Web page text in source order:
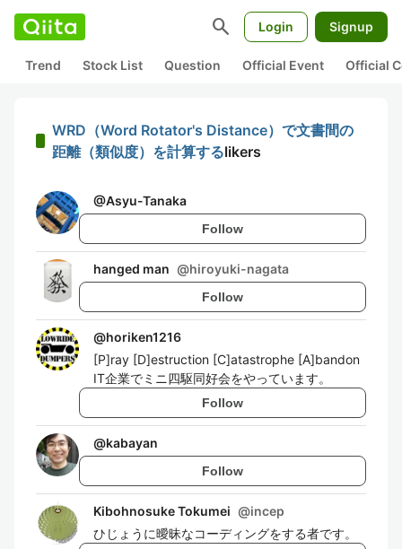
search Login Signup
Trend Stock List Question Official Event Official
WRD（Word Rotator's Distance）で文書間の
距離（類似度）を計算するlikers
@Asyu-Tanaka
Follow
hanged man @hiroyuki-nagata
Follow
@horiken1216
[P]ray [D]estruction [C]atastrophe [A]bandon
IT企業でミニ四駆同好会をやっています。
Follow
@kabayan
Follow
Kibohnosuke Tokumei @incep
ひじょうに曖昧なコーディングをする者です。